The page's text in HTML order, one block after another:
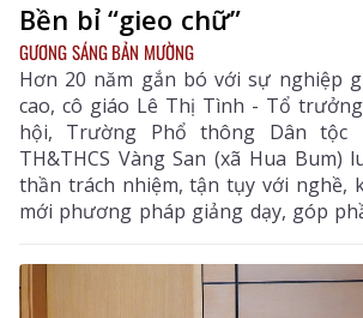
Bền bỉ “gieo chữ”
GƯƠNG SÁNG BẢN MƯỜNG
Hơn 20 năm gắn bó với sự nghiệp
cao, cô giáo Lê Thị Tình - Tổ
hội, Trường Phổ thông Dân tộc
TH&THCS Vàng San (xã Hua Bum)
thần trách nhiệm, tận tụy với nghề,
mới phương pháp giảng dạy, góp
lượng giáo dục và bồi dưỡng
dân tộc thiểu số trên địa bàn.